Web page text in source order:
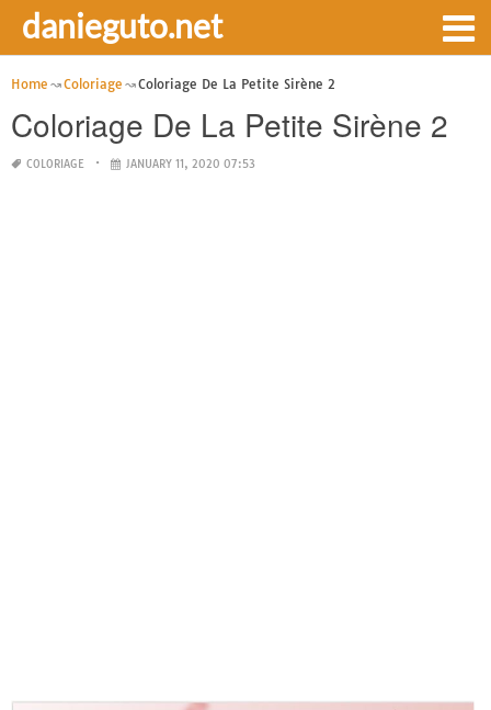
danieguto.net
Home Coloriage Coloriage De La Petite Sirène 2
Coloriage De La Petite Sirène 2
COLORIAGE JANUARY 11, 2020 07:53